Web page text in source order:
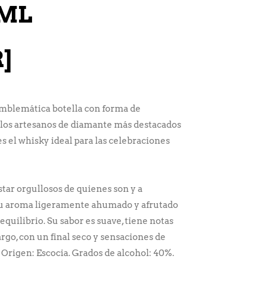
botella con forma de
artesanos de diamante más destacados
el whisky ideal para las celebraciones
orgullosos de quienes son y a
aroma ligeramente ahumado y afrutado
Su sabor es suave, tiene notas
con un final seco y sensaciones de
Escocia. Grados de alcohol: 40%.